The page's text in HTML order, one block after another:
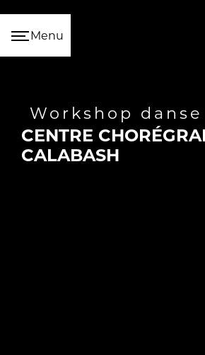
Menu
workshop
CENTRE CHORÉGRAPHIQUE
CALABASH